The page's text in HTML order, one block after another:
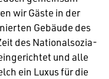
wir Gäste in der
Gebäude des
des Natio­nal­so­zia­
und alle
ein Luxus für die